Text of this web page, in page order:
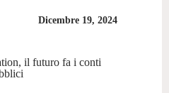
Dicembre 19, 2024
il futuro fa i conti